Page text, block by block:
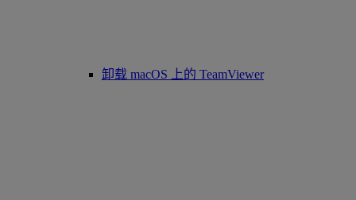
卸载 macOS 上的 TeamViewer